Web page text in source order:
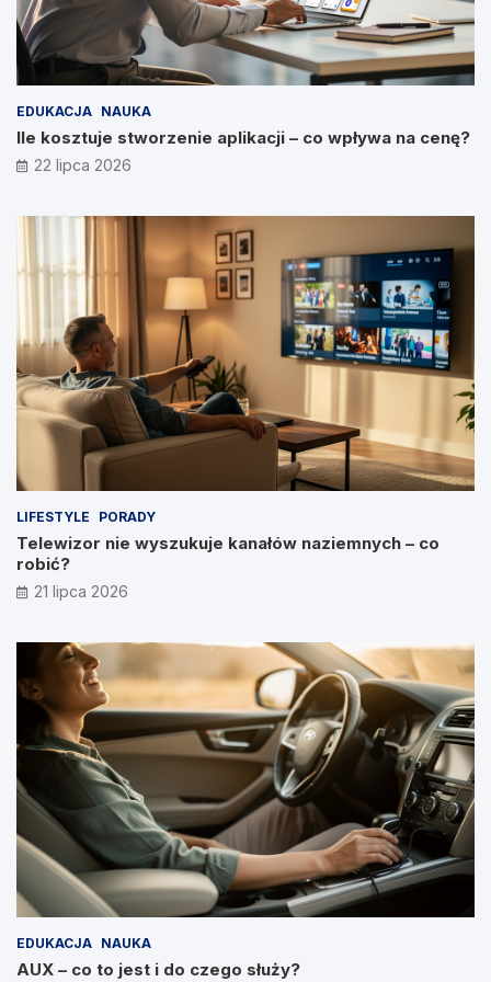
EDUKACJA NAUKA
Ile kosztuje stworzenie aplikacji – co wpływa na cenę?
22 lipca 2026
LIFESTYLE PORADY
Telewizor nie wyszukuje kanałów naziemnych – co
robić?
21 lipca 2026
EDUKACJA NAUKA
AUX – co to jest i do czego służy?